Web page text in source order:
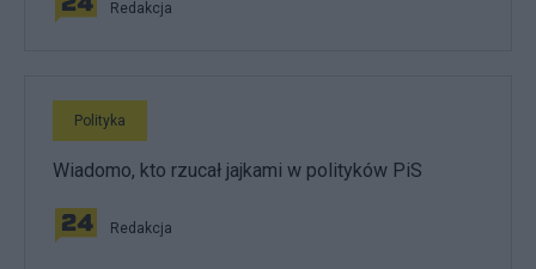
Redakcja
Polityka
Wiadomo, kto rzucał jajkami w polityków PiS
Redakcja